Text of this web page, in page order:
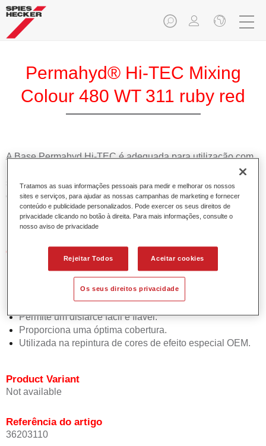
Permahyd® Hi-TEC Mixing
Colour 480 WT 311 ruby red
A Base Permahyd Hi-TEC é adequada para utilização com
sistema de base bicamada aquosa. Este sistema de mistura
contém todas as cores lisas e de efeito necessárias para a
repintura de alta qualidade de veículos automóveis de
passageiros.
Características do produto
Simples e rápido de aplicar.
Oferece uma precisão de cor excepcional mesmo com
orientação de efeito.
Promove tempos de processo curtos.
Permite um disfarce fácil e fiável.
Proporciona uma óptima cobertura.
Utilizada na repintura de cores de efeito especial OEM.
Product Variant
Not available
Referência do artigo
36203110
Tratamos as suas informações pessoais para medir e melhorar os nossos
sites e serviços, para ajudar as nossas campanhas de marketing e fornecer
conteúdo e publicidade personalizados. Pode exercer os seus direitos de
privacidade clicando no botão à direita. Para mais informações, consulte o
nosso aviso de privacidade
Rejeitar Todos Aceitar cookies
Os seus direitos privacidade